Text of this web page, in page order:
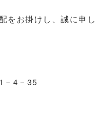
をお掛けし、誠に申
－4－35